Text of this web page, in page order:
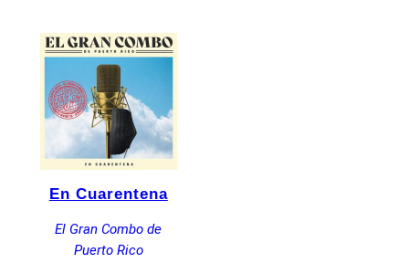
En Cuarentena
El Gran Combo de
Puerto Rico